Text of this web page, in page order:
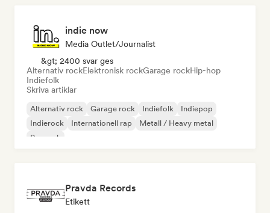
indie now
Media Outlet/Journalist
&gt; 2400 svar ges
Alternativ rockElektronisk rockGarage rockHip-hop
Indiefolk
Skriva artiklar
Alternativ rock Garage rock Indiefolk
Indiepop
Indierock
Internationell rap
Metall / Heavy metal
Poprock
Pravda Records
Etikett